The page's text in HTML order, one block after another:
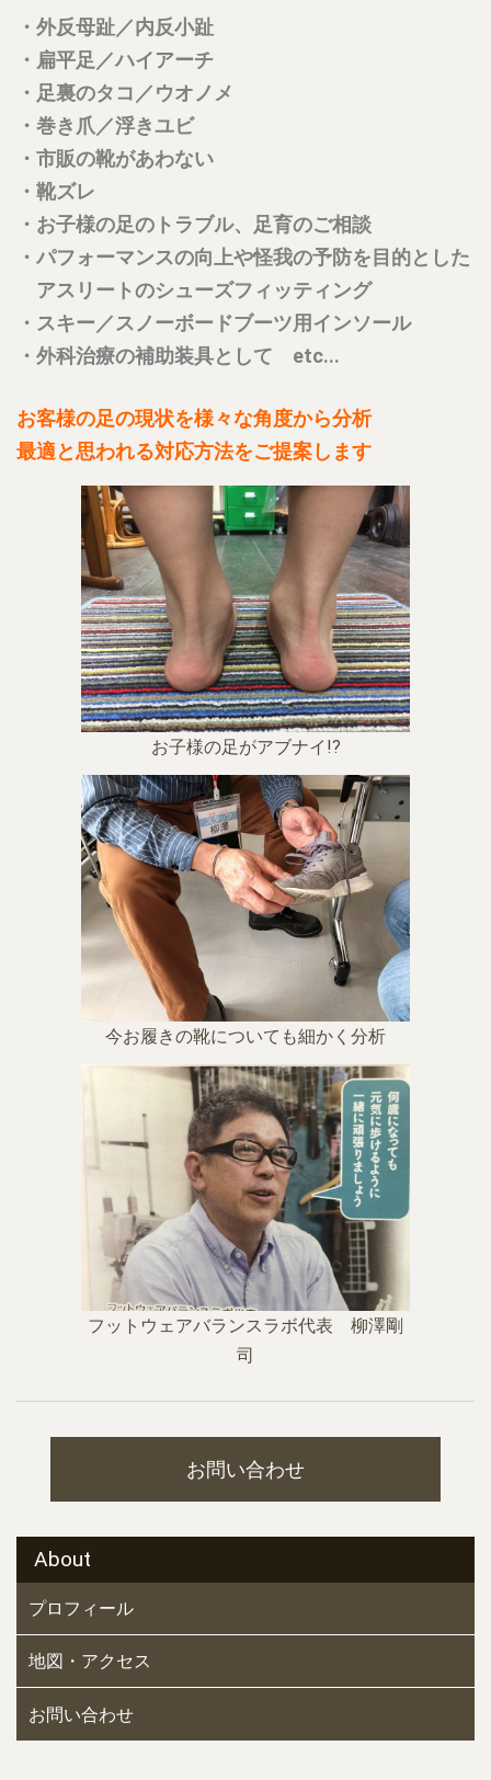
るご本人から直接ご連絡いただいてもかまいません。 どうかよ
ろしくお願いします。
2025.02.26
靴作りの工程を教室風に実演する動画をYouTubeにアップしてい
ます
・外反母趾／内反小趾
・扁平足／ハイアーチ
・足裏のタコ／ウオノメ
・巻き爪／浮きユビ
・市販の靴があわない
・靴ズレ
・お子様の足のトラブル、足育のご相談
・パフォーマンスの向上や怪我の予防を目的とした
アスリートのシューズフィッティング
・スキー／スノーボードブーツ用インソール
・外科治療の補助装具として etc...
お客様の足の現状を様々な角度から分析
最適と思われる対応方法をご提案します
お子様の足がアブナイ!?
今お履きの靴についても細かく分析
フットウェアバランスラボ代表 柳澤剛
司
お問い合わせ
About
プロフィール
地図・アクセス
お問い合わせ